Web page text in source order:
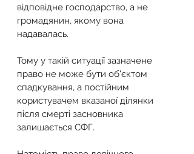
відповідне господарство, а не
громадянин, якому вона
надавалась.
Тому у такій ситуації зазначене
право не може бути об'єктом
спадкування, а постійним
користувачем вказаної ділянки
після смерті засновника
залишається СФГ.